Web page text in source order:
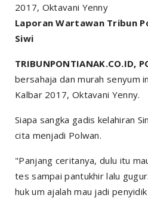
2017, Oktavani Yenny
Laporan Wartawan Tribun
Siwi
TRIBUNPONTIANAK.CO.ID,
bersahaja dan murah senyum
Kalbar 2017, Oktavani Yenny.
Siapa sangka gadis kelahiran
cita menjadi Polwan.
"Panjang ceritanya, dulu itu
tes sampai pantukhir lalu
huk um ajalah mau jadi